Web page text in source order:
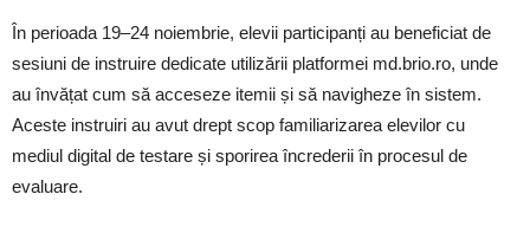
În perioada 19–24 noiembrie, elevii participanți au beneficiat de
sesiuni de instruire dedicate utilizării platformei md.brio.ro, unde
au învățat cum să acceseze itemii și să navigheze în sistem.
Aceste instruiri au avut drept scop familiarizarea elevilor cu
mediul digital de testare și sporirea încrederii în procesul de
evaluare.